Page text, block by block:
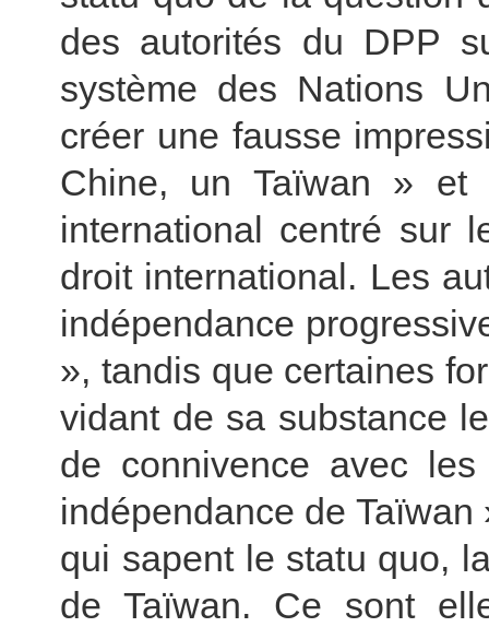
des autorités du DPP
système des Nations
créer une fausse
Chine, un Taïwan » et
international centré sur
droit international. Les
indépendance
», tandis que certaines
vidant de sa substance
de connivence avec les
indépendance de
qui sapent le statu quo,
de Taïwan. Ce sont